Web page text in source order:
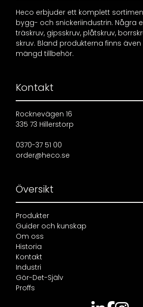
Heco erbjuder ett komplett
bygg- och snickeriindustrin. Några
träskruv, gipsskruv, plåtskruv,
skruv. Bland produkterna finns
mängd tillbehör.
Kontakt
Rocknevägen 16
335 73 Hillerstorp
0370-37 51 00
order@heco.se
Översikt
Produkter
Guider och kunskap
Om oss
Historia
Kontakt
Industri
Gör-Det-Själv
Proffs